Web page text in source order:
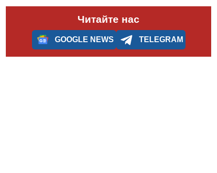
Читайте нас
GOOGLE NEWS TELEGRAM